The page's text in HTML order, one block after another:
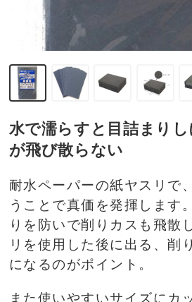
水で濡らすと目詰まり
が飛び散らない
耐水ペーパーの紙ヤスリで
うことで真価を発揮します
りを防いで削りカスも飛散
リを使用した後に出る、削
になるのがポイント。
また使いやすいサイズにカ